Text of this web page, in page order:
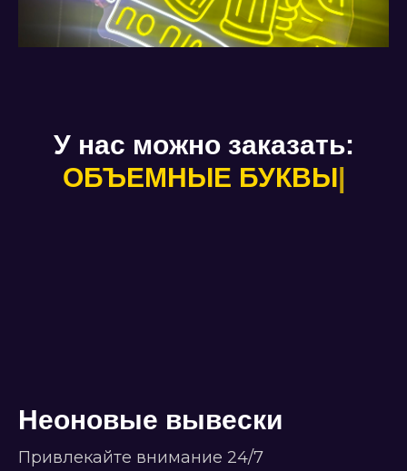
У нас можно заказать:
СВЕТОВОЙ КОР|
Неоновые вывески
Привлекайте внимание 24/7